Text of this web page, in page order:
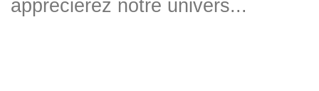
apprecierez notre univers...